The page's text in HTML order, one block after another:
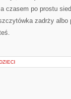
czasem po prostu
zadrży albo